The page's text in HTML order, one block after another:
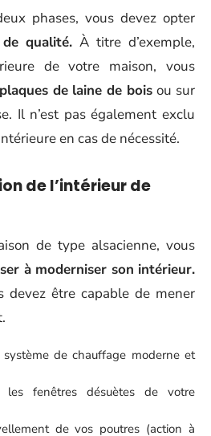
phases, vous devez opter
qualité. À titre d’exemple,
de votre maison, vous
de laine de boisou sur
Il n’est pas également exclu
en cas de nécessité.
de l’intérieur de
de type alsacienne, vous
à moderniser son intérieur.
devez être capable de mener
de chauffage moderne et
les fenêtres désuètes de votre
de vos poutres (action à